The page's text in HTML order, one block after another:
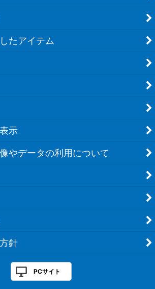
たアイテム
示
やデータの利用について
針
PCサイト